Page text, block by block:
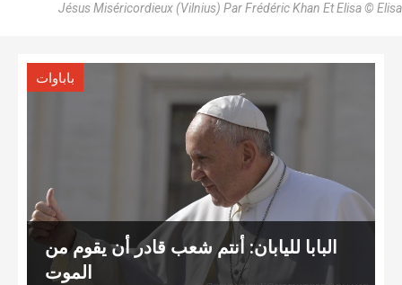
Jésus Miséricordieux (Vilnius) Par Frédéric Khan Et Elisa © Elisa
باباوات
البابا لليابان: أنتم شعب قادر أن يقوم من
الموت